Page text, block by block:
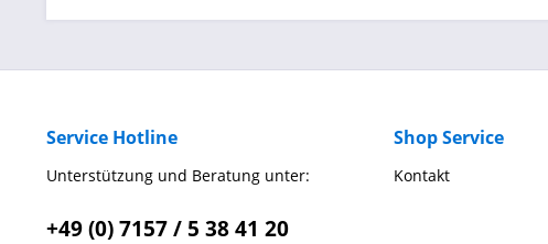
Service Hotline
Unterstützung und Beratung unter:
+49 (0) 7157 / 5 38 41 20
Shop Service
Kontakt